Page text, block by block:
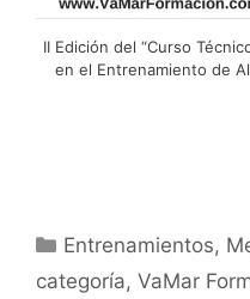
II Edición del “Curso
en el Entrenamiento de
Categorías
Entrenamientos,
categoría, VaMar